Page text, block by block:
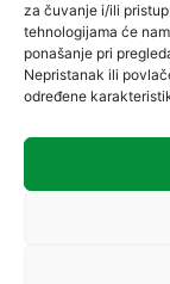
za čuvanje i/ili
tehnologijama će
ponašanje pri
Nepristanak ili
određene
VREĆICE